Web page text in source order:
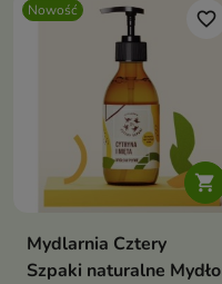
Nowość

favorite_border
Mydlarnia Cztery
Szpaki naturalne Mydło